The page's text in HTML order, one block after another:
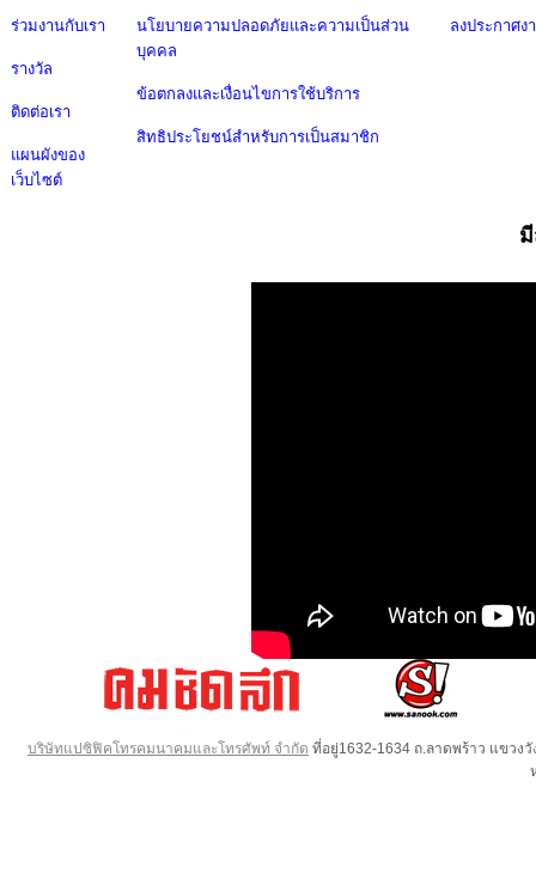
ร่วมงานกับเรา
รางวัล
ติดต่อเรา
แผนผังของ
เว็บไซต์
นโยบายความปลอดภัยและความเป็นส่วน
บุคคล
ข้อตกลงและเงื่อนไขการใช้บริการ
สิทธิประโยชน์สำหรับการเป็นสมาชิก
ลงประกาศง
บริษัทแปซิฟิคโทรคมนาคมและโทรศัพท์ จำกัด ที่อยู่1632-1634 ถ.ลาดพร้าว แขวง